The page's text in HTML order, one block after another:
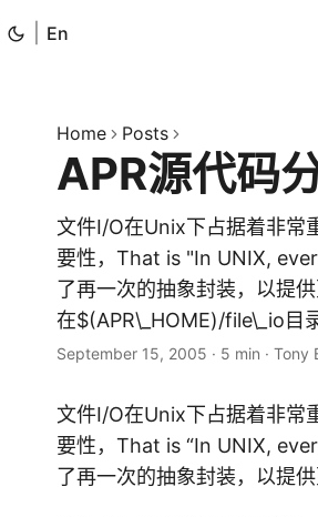
En
Home Posts
APR源代码
文件I/O在Unix下占据着非常
要性，That is "In UNIX,
了再一次的抽象封装，以提
在$(APR\_HOME)/file\_io目
September 15, 2005 · 5 min · Tony
文件I/O在Unix下占据着非常
要性，That is “In UNIX,
了再一次的抽象封装，以提